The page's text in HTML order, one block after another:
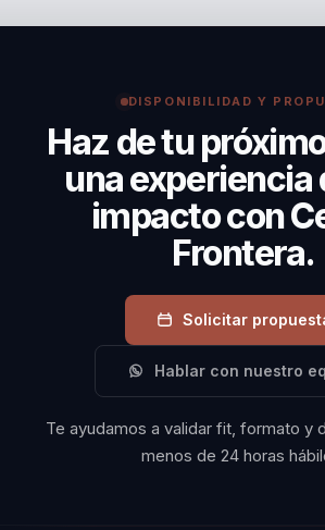
aprendizaje, formación o
DISPONIBILIDAD Y
Haz de tu
una experiencia
impacto con
Frontera.
Solicitar
Hablar con nuestro
Te ayudamos a validar fit, formato y
menos de 24 horas